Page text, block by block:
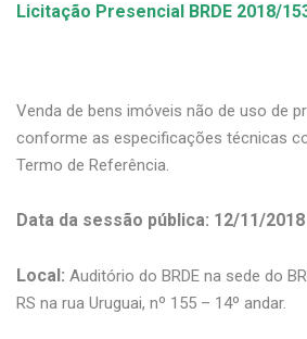
Licitação Presencial BRDE 2018/
Venda de bens imóveis não de uso de
conforme as especificações técnicas
Termo de Referência.
Data da sessão pública: 12/11/2018
Local: Auditório do BRDE na sede do
RS na rua Uruguai, nº 155 – 14º andar.